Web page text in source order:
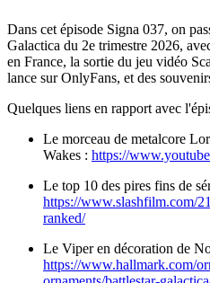
Dans cet épisode Signa 037, on
Galactica du 2e trimestre 2026,
en France, la sortie du jeu vidéo
lance sur OnlyFans, et des
Quelques liens en rapport avec
Le morceau de metalcore
Wakes : https://
Le top 10 des pires fins de
https://www.slashfilm.com/
ranked/
Le Viper en décoration de
https://www.hallmark.com/